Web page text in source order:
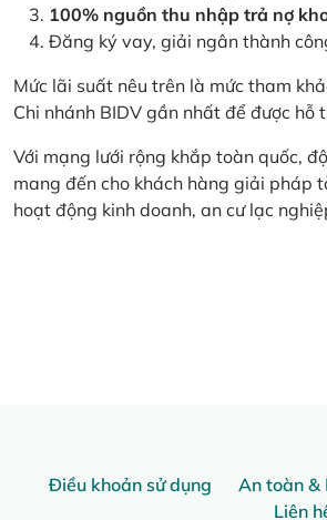
100% nguồn thu nhập trả nợ
Đăng ký vay, giải ngân thành
Mức lãi suất nêu trên là mức tham
Chi nhánh BIDV gần nhất để được hỗ
Với mạng lưới rộng khắp toàn quốc,
mang đến cho khách hàng giải pháp
hoạt động kinh doanh, an cư lạc
Điều khoản sử dụng An toàn &
Liên